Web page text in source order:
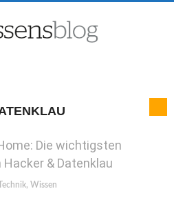
Die wichtigsten
& Datenklau
Technik, Wissen